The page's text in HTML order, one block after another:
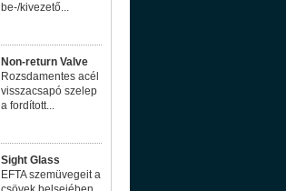
be-/kivezető...
Non-return Valve
Rozsdamentes acél
visszacsapó szelep
a fordított...
Sight Glass
EFTA szemüvegeit a